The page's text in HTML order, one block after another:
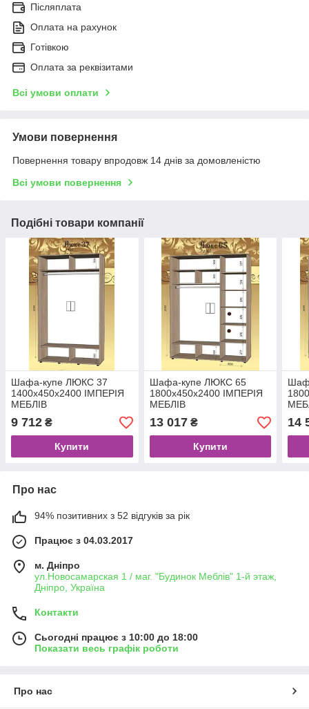
Післяплата
Оплата на рахунок
Готівкою
Оплата за реквізитами
Всі умови оплати
Умови повернення
Повернення товару впродовж 14 днів за домовленістю
Всі умови повернення
Подібні товари компанії
Шафа-купе ЛЮКС 37
1400x450x2400 ІМПЕРIЯ
МЕБЛIВ
9 712 ₴
Купити
Шафа-купе ЛЮКС 65
1800x450x2400 ІМПЕРIЯ
МЕБЛIВ
13 017₴
Купити
14
Про нас
94% позитивних з 52 відгуків за рік
Працює з 04.03.2017
м. Дніпро
ул.Новосамарская 1 / маг. "Будинок Меблiв" 1-й этаж,
Дніпро, Україна
Контакти
Сьогодні працює з 10:00 до 18:00
Показати весь графік роботи
Про нас